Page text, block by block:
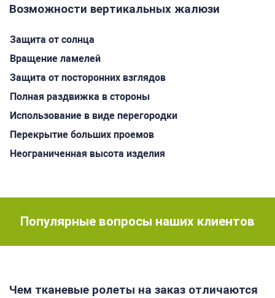
Возможности вертикальных жалюзи
Защита от солнца
Вращение ламелей
Защита от посторонних взглядов
Полная раздвижка в стороны
Использование в виде перегородки
Перекрытие больших проемов
Неограниченная высота изделия
Популярные вопросы наших клиентов
Чем тканевые ролеты на заказ отличаются